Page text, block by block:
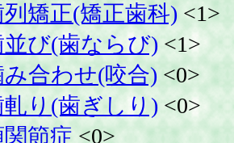
列矯正(矯正歯科) <1>
並び(歯ならび) <1>
み合わせ(咬合) <0>
軋り(歯ぎしり) <0>
節症 <0>